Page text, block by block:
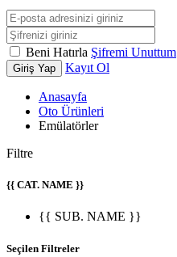
Beni Hatırla Şifremi Unuttum
Giriş Yap Kayıt Ol
Anasayfa
Oto Ürünleri
Emülatörler
Filtre
{{ CAT. NAME }}
{{ SUB. NAME }}
Seçilen Filtreler